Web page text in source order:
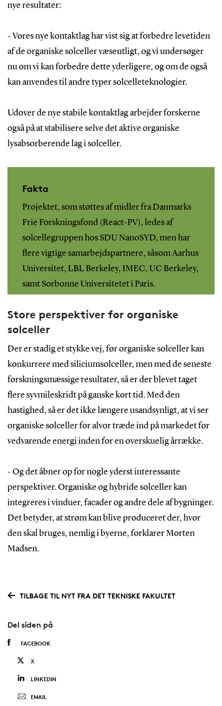
nye resultater:
- Vores nye kontaktlag har vist sig at forbedre levetiden
af de organiske solceller væsentligt, og vi undersøger
nu om vi kan forbedre dette yderligere, og om de også
kan anvendes til andre typer solcelleteknologier.
Udover de nye stabile kontaktlag arbejder forskerne
også på at stabilisere selve det aktive organiske
lysabsorberende lag i solceller.
Fakta
Projektet, som støttes af midler fra Danmarks
Frie Forskningsfond (React-PV), ledes af
solcellegruppen hos SDU NanoSYD, men har
flere vigtige samarbejdspartnere, såsom Aarhus
Universitet, LBL Berkeley, IMEC, UC Berkeley,
samt Sorbonne Universitetet i Paris.
Store perspektiver for organiske
solceller
Der er stadig et stykke vej, før organiske solceller kan
konkurrere med siliciumsolceller, men med de seneste
forskningsmæssige resultater, så er der blevet taget
flere syvmileskridt på ganske kort tid. Med den
hastighed, så er det ikke længere usandsynligt, at vi ser
organiske solceller for alvor træde ind på markedet for
vedvarende energi inden for en overskuelig årrække.
- Og det åbner op for nogle yderst interessante
perspektiver. Organiske og hybride solceller kan
integreres i vinduer, facader og andre dele af bygninger.
Det betyder, at strøm kan blive produceret der, hvor
den skal bruges, nemlig i byerne, forklarer Morten
Madsen.
TILBAGE TIL NYT FRA DET TEKNISKE FAKULTET
Del siden på
FACEBOOK
X
LINKEDIN
EMAIL